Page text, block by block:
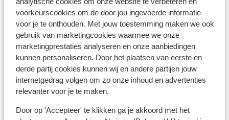
voorkeurscookies om de door jou ingevoerde informatie
voor je te onthouden. Met jouw toestemming maken we ook
gebruik van marketingcookies waarmee we onze
marketingprestaties analyseren en onze aanbiedingen
kunnen personaliseren. Door het plaatsen van eerste en
derde partij cookies kunnen wij en andere partijen jouw
internetgedrag volgen om zo onze inhoud en advertenties
relevanter voor je te maken.
Door op 'Accepteer' te klikken ga je akkoord met het
Distance jusqu'aux pistes de ski environ 300
mètres
Distance jusqu'a l'arrêt du bus de ski environ 10
mètres ( skibus gratuit sur présentation de votre
forfait)
Distance jusqu'aux remontées mécaniques
environ 400 mètres
Distance aux magasins les plus proches environ
600 mètres